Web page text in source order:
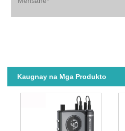
Kaugnay na Mga Produkto